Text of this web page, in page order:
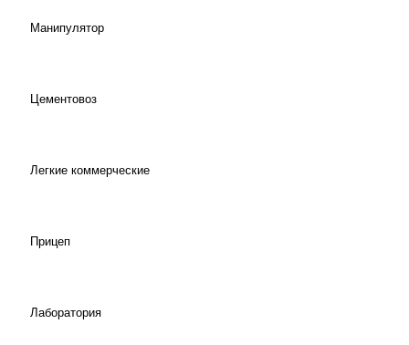
Манипулятор
Цементовоз
Легкие коммерческие
Прицеп
Лаборатория